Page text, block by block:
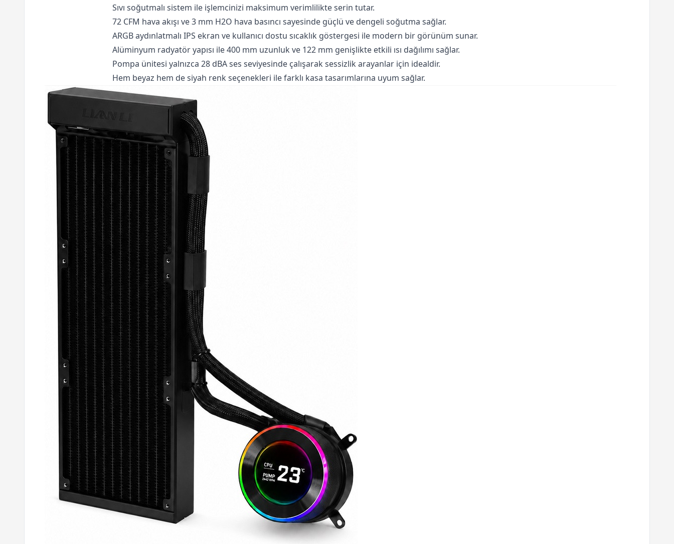
Sıvı soğutmalı sistem ile işlemcinizi maksimum verimlilikte serin tutar.
72 CFM hava akışı ve 3 mm H2O hava basıncı sayesinde güçlü ve dengeli soğutma sağlar.
ARGB aydınlatmalı IPS ekran ve kullanıcı dostu sıcaklık göstergesi ile modern bir görünüm sunar.
Alüminyum radyatör yapısı ile 400 mm uzunluk ve 122 mm genişlikte etkili ısı dağılımı sağlar.
Pompa ünitesi yalnızca 28 dBA ses seviyesinde çalışarak sessizlik arayanlar için idealdir.
Hem beyaz hem de siyah renk seçenekleri ile farklı kasa tasarımlarına uyum sağlar.